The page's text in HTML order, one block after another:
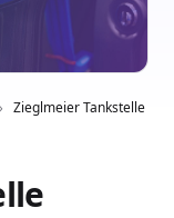
› Zieglmeier Tankstelle